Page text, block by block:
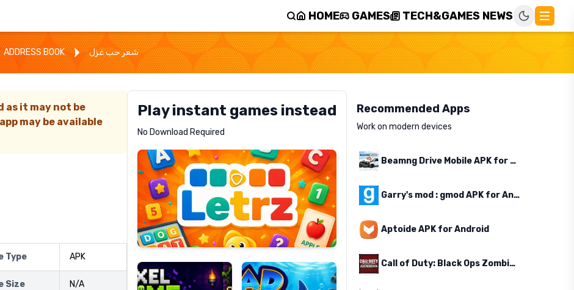
HOME GAMES TECH&GAMES NEWS
ADDRESS BOOK شعر حب غزل
as it may not be
may be available
Type APK
Size N/A
Play instant games instead
No Download Required
Letrz
Pixel
Slime
Mad
Shark
Recommended Apps
Work on modern devices
Beamng Drive Mobile APK for Android
Garry's mod : gmod APK for Android
Aptoide APK for Android
Call of Duty: Black Ops Zombies APK for Android